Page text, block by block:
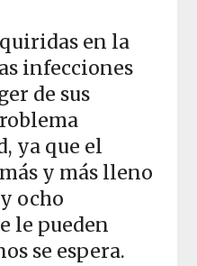
en la
infecciones
de sus
ya que el
y más lleno
ocho
le pueden
se espera.